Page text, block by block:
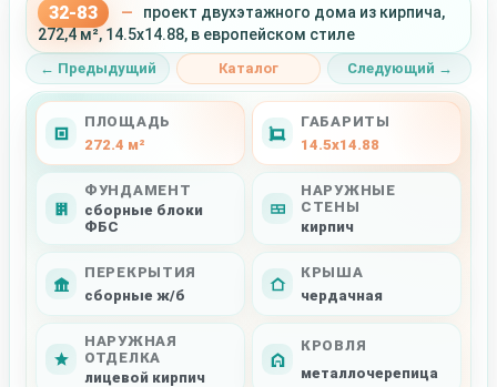
32-83 —
проект двухэтажного дома из кирпича,
272,4 м², 14.5x14.88, в европейском стиле
← Предыдущий Каталог Следующий →
ПЛОЩАДЬ
272.4 м²
ГАБАРИТЫ
14.5x14.88
ФУНДАМЕНТ
сборные блоки
ФБС
НАРУЖНЫЕ
СТЕНЫ
кирпич
ПЕРЕКРЫТИЯ
сборные ж/б
КРЫША
чердачная
НАРУЖНАЯ
ОТДЕЛКА
лицевой кирпич
КРОВЛЯ
металлочерепица